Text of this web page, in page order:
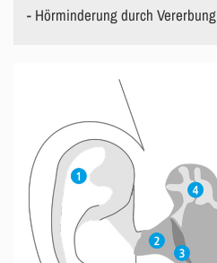
- Hörminderung durch Vererbung